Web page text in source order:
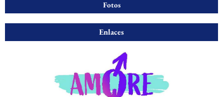
Fotos
Enlaces